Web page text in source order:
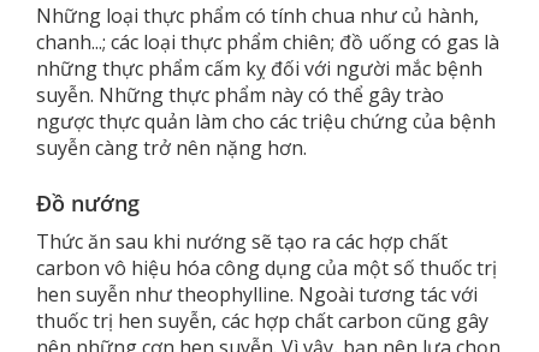
Những loại thực phẩm có tính chua như củ hành,
chanh...; các loại thực phẩm chiên; đồ uống có gas là
những thực phẩm cấm kỵ đối với người mắc bệnh
suyễn. Những thực phẩm này có thể gây trào
ngược thực quản làm cho các triệu chứng của bệnh
suyễn càng trở nên nặng hơn.
Đồ nướng
Thức ăn sau khi nướng sẽ tạo ra các hợp chất
carbon vô hiệu hóa công dụng của một số thuốc trị
hen suyễn như theophylline. Ngoài tương tác với
thuốc trị hen suyễn, các hợp chất carbon cũng gây